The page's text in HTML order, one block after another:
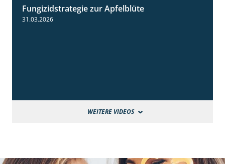
Fungizidstrategie zur Apfelblüte
31.03.2026
WEITERE VIDEOS